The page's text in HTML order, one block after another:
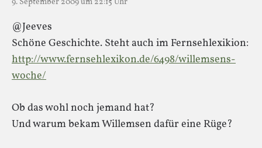
@Jeeves
Schöne Geschichte. Steht auch im Fernsehlexikion:
http://www.fernsehlexikon.de/6498/willemsens-
woche/
Ob das wohl noch jemand hat?
Und warum bekam Willemsen dafür eine Rüge?